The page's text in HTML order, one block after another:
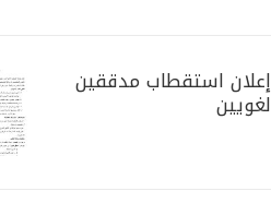
إعلان استقطاب مدققين
لغويين